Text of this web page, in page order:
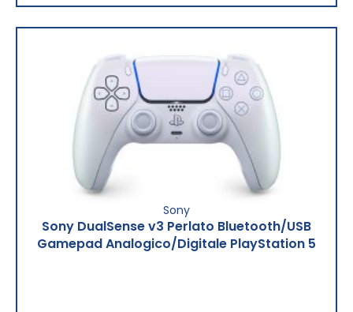
Sony
Sony DualSense v3 Perlato Bluetooth/USB
Gamepad Analogico/Digitale PlayStation 5